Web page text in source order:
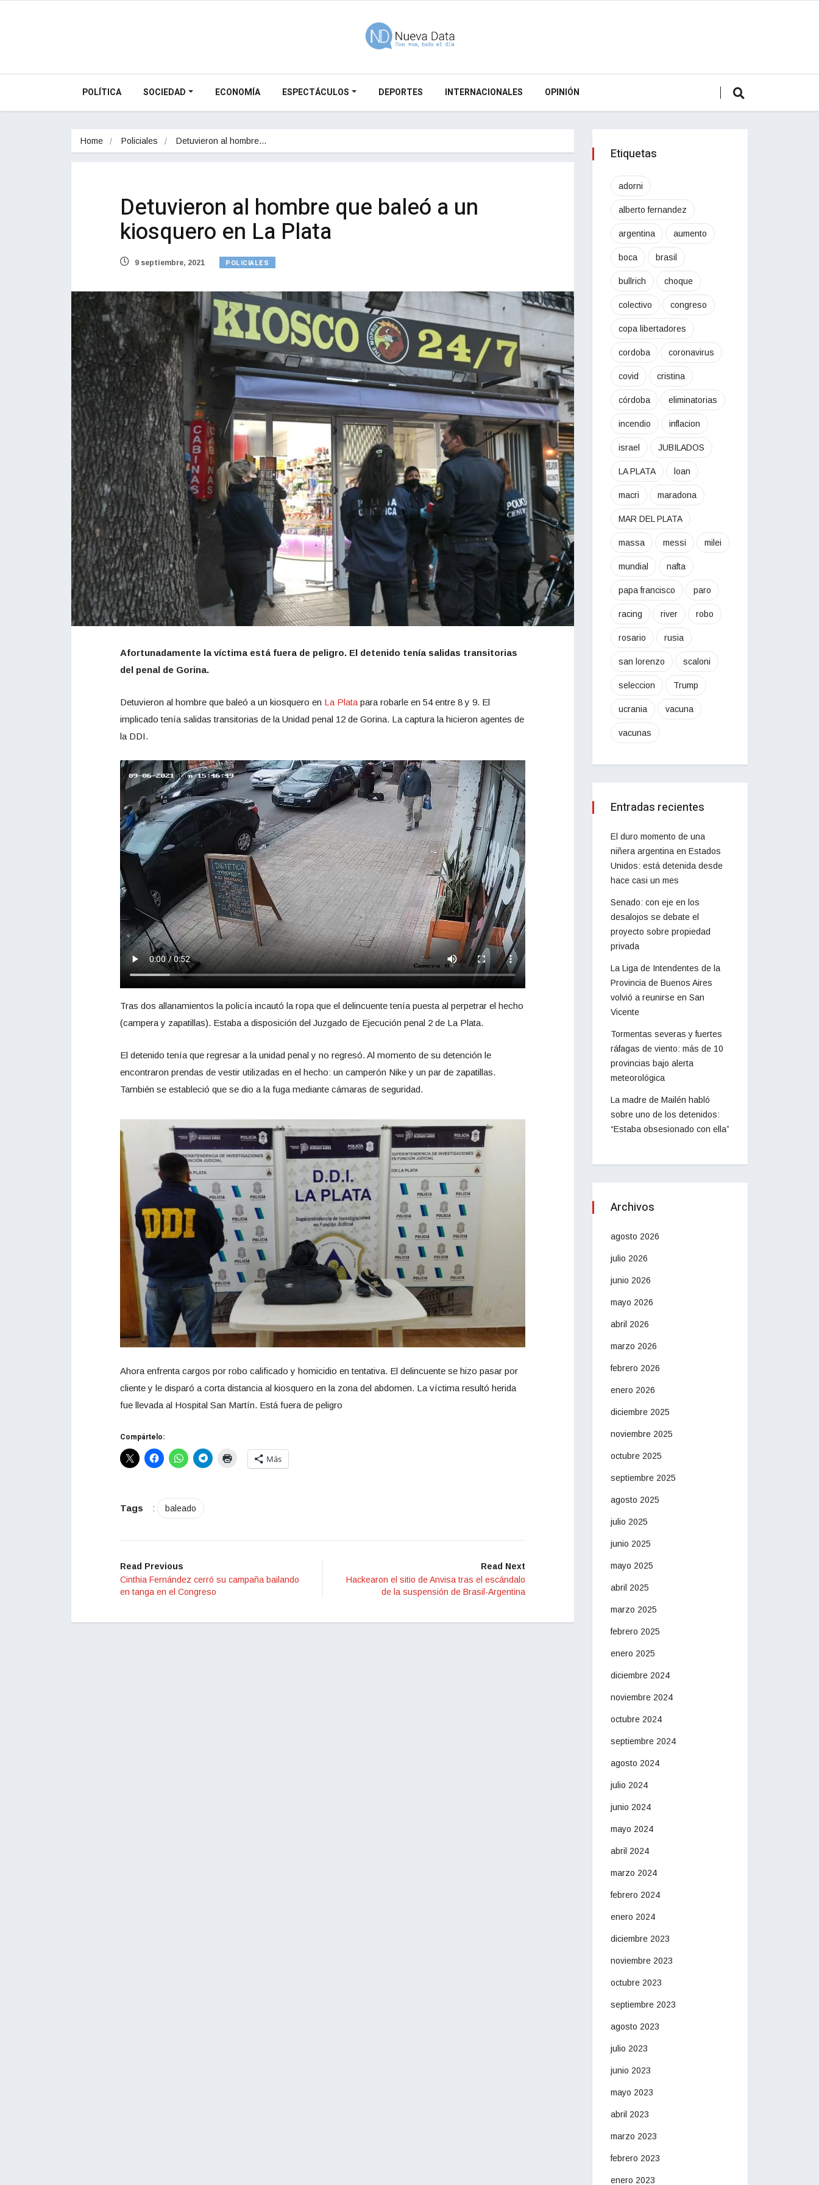
POLÍTICA SOCIEDAD ECONOMÍA ESPECTÁCULOS DEPORTES INTERNACIONALES OPINIÓN
Home Policiales Detuvieron al hombre…
Detuvieron al hombre que baleó a un
kiosquero en La Plata
9 septiembre, 2021 POLICIALES
Afortunadamente la víctima está fuera de peligro. El detenido tenía salidas transitorias
del penal de Gorina.
Detuvieron al hombre que baleó a un kiosquero en La Plata para robarle en 54 entre 8 y 9. El
implicado tenía salidas transitorias de la Unidad penal 12 de Gorina. La captura la hicieron agentes de
la DDI.
Tras dos allanamientos la policía incautó la ropa que el delincuente tenía puesta al perpetrar el hecho
(campera y zapatillas). Estaba a disposición del Juzgado de Ejecución penal 2 de La Plata.
El detenido tenía que regresar a la unidad penal y no regresó. Al momento de su detención le
encontraron prendas de vestir utilizadas en el hecho: un camperón Nike y un par de zapatillas.
También se estableció que se dio a la fuga mediante cámaras de seguridad.
Ahora enfrenta cargos por robo calificado y homicidio en tentativa. El delincuente se hizo pasar por
cliente y le disparó a corta distancia al kiosquero en la zona del abdomen. La víctima resultó herida
fue llevada al Hospital San Martín. Está fuera de peligro
Compártelo:
Más
Tags : baleado
Read Previous
Cinthia Fernández cerró su campaña bailando
en tanga en el Congreso
Read Next
Hackearon el sitio de Anvisa tras el escándalo
de la suspensión de Brasil-Argentina
Etiquetas
adorni
alberto fernandez
argentina aumento
boca brasil
bullrich choque
colectivo congreso
copa libertadores
cordoba coronavirus
covid cristina
córdoba eliminatorias
incendio inflacion
israel JUBILADOS
LA PLATA loan
macri maradona
MAR DEL PLATA
massa messi milei
mundial nafta
papa francisco paro
racing river robo
rosario rusia
san lorenzo scaloni
seleccion Trump
ucrania vacuna
vacunas
Entradas recientes
El duro momento de una
niñera argentina en Estados
Unidos: está detenida desde
hace casi un mes
Senado: con eje en los
desalojos se debate el
proyecto sobre propiedad
privada
La Liga de Intendentes de la
Provincia de Buenos Aires
volvió a reunirse en San
Vicente
Tormentas severas y fuertes
ráfagas de viento: más de 10
provincias bajo alerta
meteorológica
La madre de Mailén habló
sobre uno de los detenidos:
“Estaba obsesionado con ella”
Archivos
agosto 2026
julio 2026
junio 2026
mayo 2026
abril 2026
marzo 2026
febrero 2026
enero 2026
diciembre 2025
noviembre 2025
octubre 2025
septiembre 2025
agosto 2025
julio 2025
junio 2025
mayo 2025
abril 2025
marzo 2025
febrero 2025
enero 2025
diciembre 2024
noviembre 2024
octubre 2024
septiembre 2024
agosto 2024
julio 2024
junio 2024
mayo 2024
abril 2024
marzo 2024
febrero 2024
enero 2024
diciembre 2023
noviembre 2023
octubre 2023
septiembre 2023
agosto 2023
julio 2023
junio 2023
mayo 2023
abril 2023
marzo 2023
febrero 2023
enero 2023